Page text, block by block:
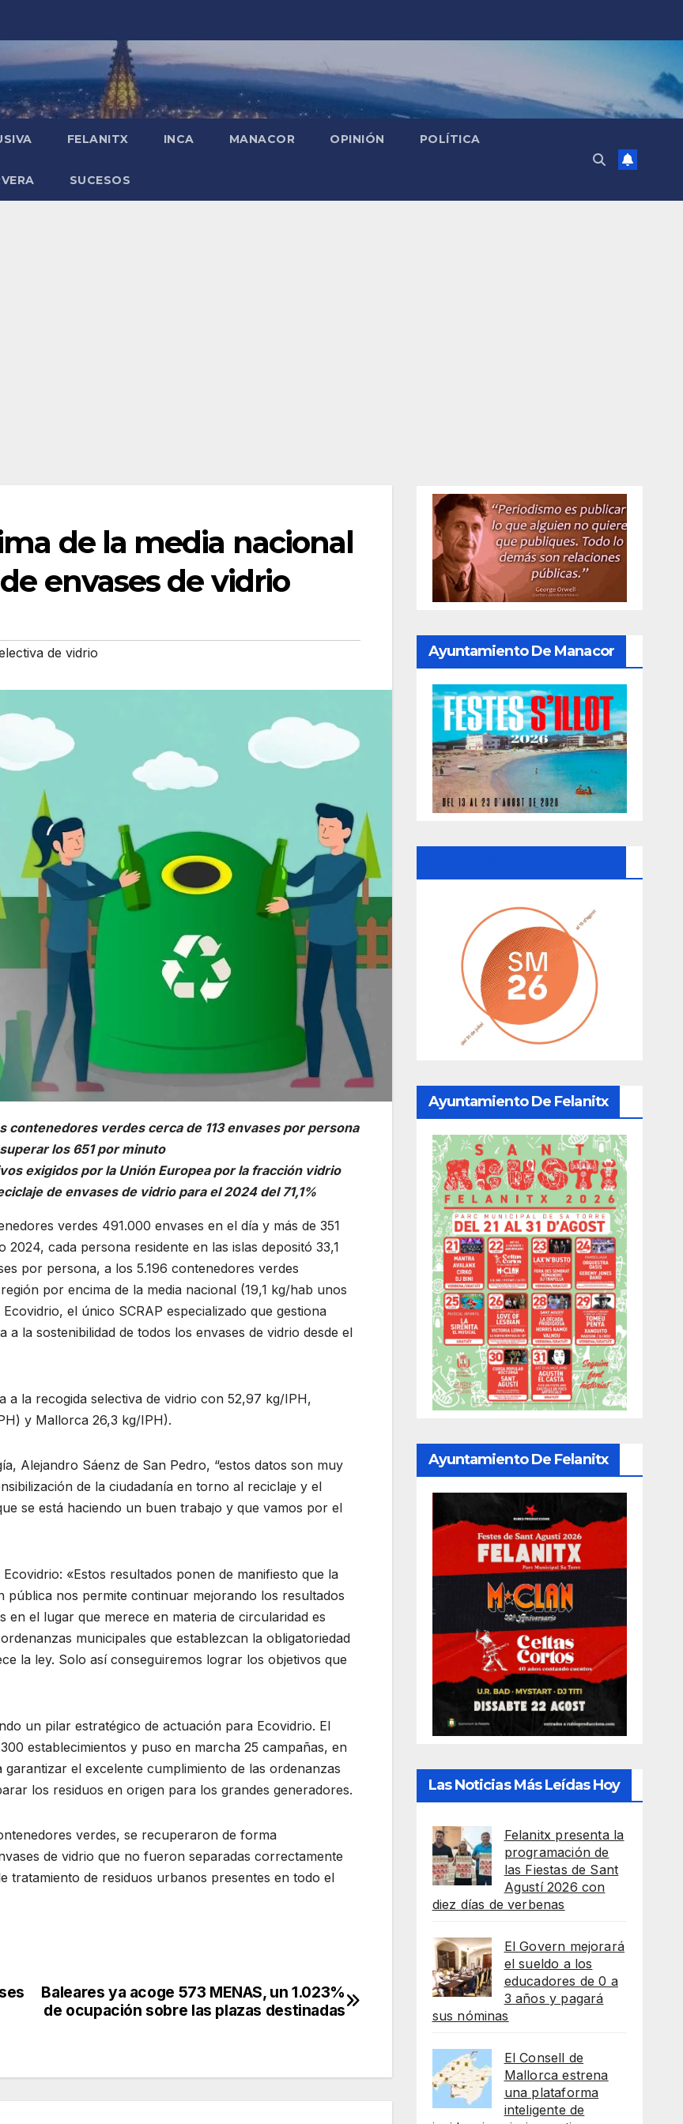
FELANITX INCA MANACOR OPINIÓN POLÍTICA
SUCESOS
de la media nacional
envases de vidrio
de vidrio
contenedores verdes cerca de 113 envases por persona
los 651 por minuto
exigidos por la Unión Europea por la fracción vidrio
de envases de vidrio para el 2024 del 71,1%
verdes 491.000 envases en el día y más de 351
cada persona residente en las islas depositó 33,1
por persona, a los 5.196 contenedores verdes
por encima de la media nacional (19,1 kg/hab unos
el único SCRAP especializado que gestiona
la sostenibilidad de todos los envases de vidrio desde el
a la recogida selectiva de vidrio con 52,97 kg/IPH,
y Mallorca 26,3 kg/IPH).
Alejandro Sáenz de San Pedro, “estos datos son muy
de la ciudadanía en torno al reciclaje y el
se está haciendo un buen trabajo y que vamos por el
«Estos resultados ponen de manifiesto que la
nos permite continuar mejorando los resultados
el lugar que merece en materia de circularidad es
municipales que establezcan la obligatoriedad
la ley. Solo así conseguiremos lograr los objetivos que
un pilar estratégico de actuación para Ecovidrio. El
establecimientos y puso en marcha 25 campañas, en
el excelente cumplimiento de las ordenanzas
los residuos en origen para los grandes generadores.
verdes, se recuperaron de forma
de vidrio que no fueron separadas correctamente
tratamiento de residuos urbanos presentes en todo el
Baleares ya acoge 573 MENAS, un 1.023%
de ocupación sobre las plazas destinadas
Ayuntamiento De Manacor
Ayuntamiento De Felanitx
Ayuntamiento De Felanitx
Las Noticias Más Leídas Hoy
Felanitx presenta la
programación de
las Fiestas de Sant
Agustí 2026 con
diez días de verbenas
El Govern mejorará
el sueldo a los
educadores de 0 a
3 años y pagará
sus nóminas
El Consell de
Mallorca estrena
una plataforma
inteligente de